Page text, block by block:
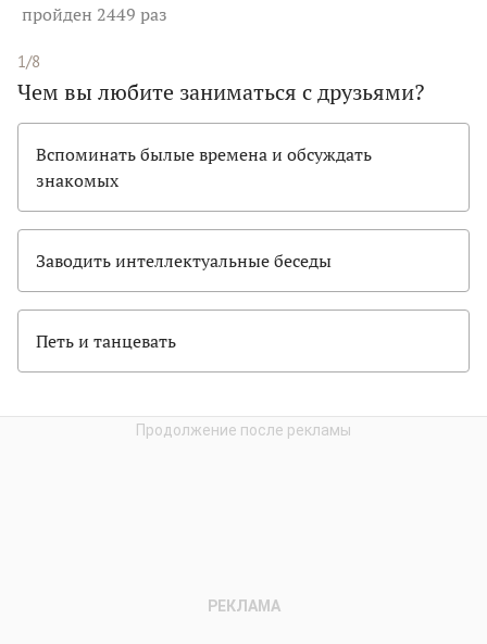
пройден 2449 раз
1/8
Чем вы любите заниматься с друзьями?
Вспоминать былые времена и обсуждать
знакомых
Заводить интеллектуальные беседы
Петь и танцевать